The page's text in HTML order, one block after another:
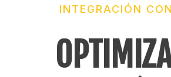
INTEGRACIÓN